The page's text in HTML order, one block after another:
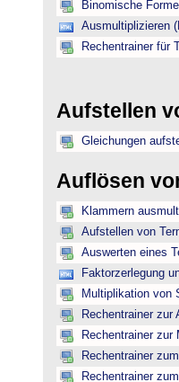
Binomische
Ausmultiplizieren
Rechentrainer für
Aufstellen
Gleichungen
Auflösen
Klammern
Aufstellen von
Auswerten eines
Faktorzerlegung
Multiplikation von
Rechentrainer zur
Rechentrainer
Rechentrainer
Rechentrainer